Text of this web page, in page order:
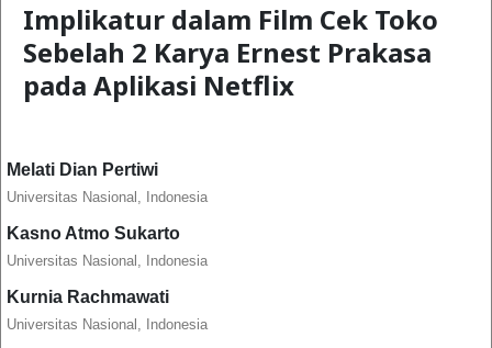
Implikatur dalam Film Cek Toko
Sebelah 2 Karya Ernest Prakasa
pada Aplikasi Netflix
Melati Dian Pertiwi
Universitas Nasional, Indonesia
Kasno Atmo Sukarto
Universitas Nasional, Indonesia
Kurnia Rachmawati
Universitas Nasional, Indonesia